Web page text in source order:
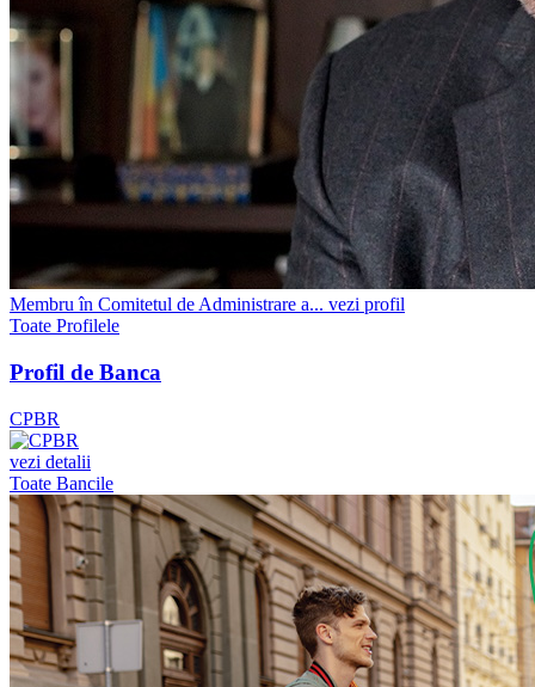
Membru în Comitetul de Administrare a... vezi profil
Toate Profilele
Profil de Banca
CPBR
vezi detalii
Toate Bancile